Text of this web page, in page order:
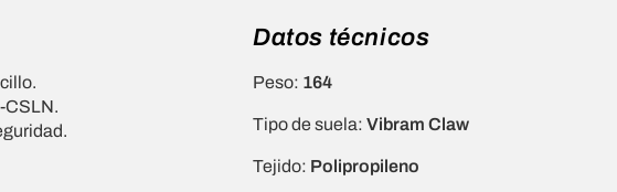
CSLN.
Datos técnicos
Peso: 164
Tipo de suela: Vibram Claw
Tejido: Polipropileno